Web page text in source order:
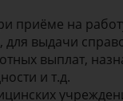
приёме на
выдачи
выплат,
и т.д.